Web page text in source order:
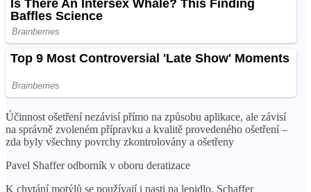
Účinnost ošetření nezávisí přímo na způsobu aplikace, ale závisí
na správně zvoleném přípravku a kvalitě provedeného ošetření –
zda ​​byly všechny povrchy zkontrolovány a ošetřeny
Pavel Shaffer odborník v oboru deratizace
K chytání motýlů se používají i pasti na lepidlo. Schaffer